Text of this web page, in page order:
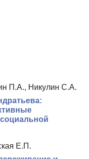
П.А., Никулин С.А.
Е.П.